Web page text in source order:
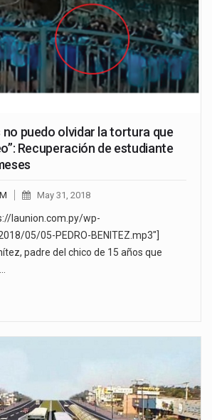
no puedo olvidar la tortura que
Recuperación de estudiante
May 31, 2018
launion.com.py/wp-
05/05-PEDRO-BENITEZ.mp3"]
padre del chico de 15 años que